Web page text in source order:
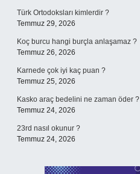
Türk Ortodoksları kimlerdir ?
Temmuz 29, 2026
Koç burcu hangi burçla anlaşamaz ?
Temmuz 26, 2026
Karnede çok iyi kaç puan ?
Temmuz 25, 2026
Kasko araç bedelini ne zaman öder ?
Temmuz 24, 2026
23rd nasıl okunur ?
Temmuz 24, 2026